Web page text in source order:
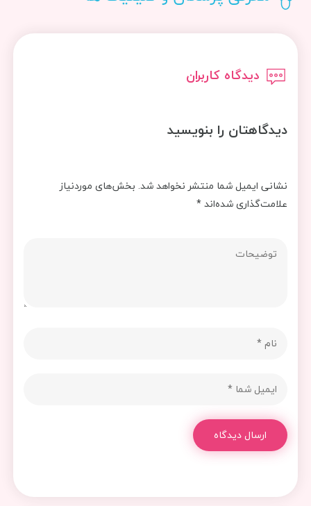
دیدگاه کاربران
دیدگاهتان را بنویسید
نشانی ایمیل شما منتشر نخواهد شد. بخش‌های موردنیاز
علامت‌گذاری شده‌اند*
ارسال دیدگاه